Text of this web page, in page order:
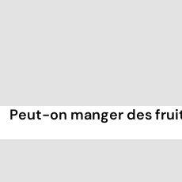
Peut-on manger des